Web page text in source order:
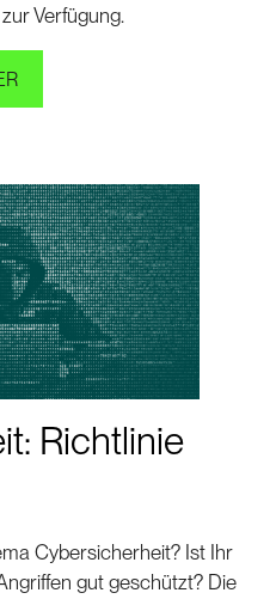
Verfügung.
Richtlinie
Cybersicherheit? Ist Ihr
gut geschützt? Die